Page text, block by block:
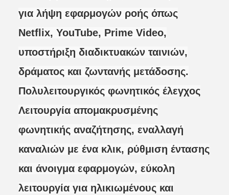
για λήψη εφαρμογών ροής όπως
Netflix, YouTube, Prime Video,
υποστήριξη διαδικτυακών ταινιών,
δράματος και ζωντανής μετάδοσης.
Πολυλειτουργικός φωνητικός έλεγχος
Λειτουργία απομακρυσμένης
φωνητικής αναζήτησης, εναλλαγή
καναλιών με ένα κλικ, ρύθμιση έντασης
και άνοιγμα εφαρμογών, εύκολη
λειτουργία για ηλικιωμένους και